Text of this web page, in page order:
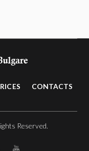
CONTACTS
Reserved.